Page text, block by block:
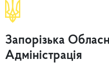
Запорізька
Адміністрація